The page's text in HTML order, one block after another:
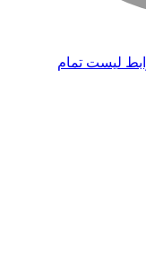
لیست تمام